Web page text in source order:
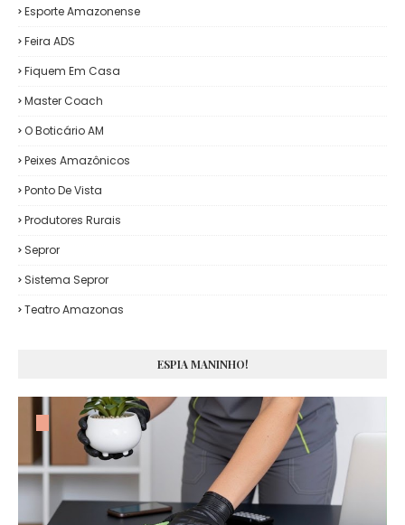
Esporte Amazonense
Feira ADS
Fiquem Em Casa
Master Coach
O Boticário AM
Peixes Amazônicos
Ponto De Vista
Produtores Rurais
Sepror
Sistema Sepror
Teatro Amazonas
ESPIA MANINHO!